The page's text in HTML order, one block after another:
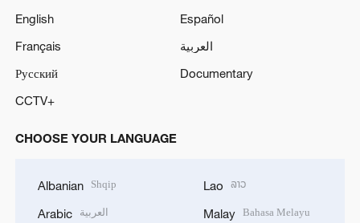
English
Español
Français
العربية
Русский
Documentary
CCTV+
CHOOSE YOUR LANGUAGE
Albanian Shqip
Arabic العربية
Lao ລາວ
Malay Bahasa Melayu